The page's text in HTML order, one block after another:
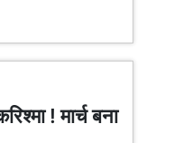
! मार्च बना